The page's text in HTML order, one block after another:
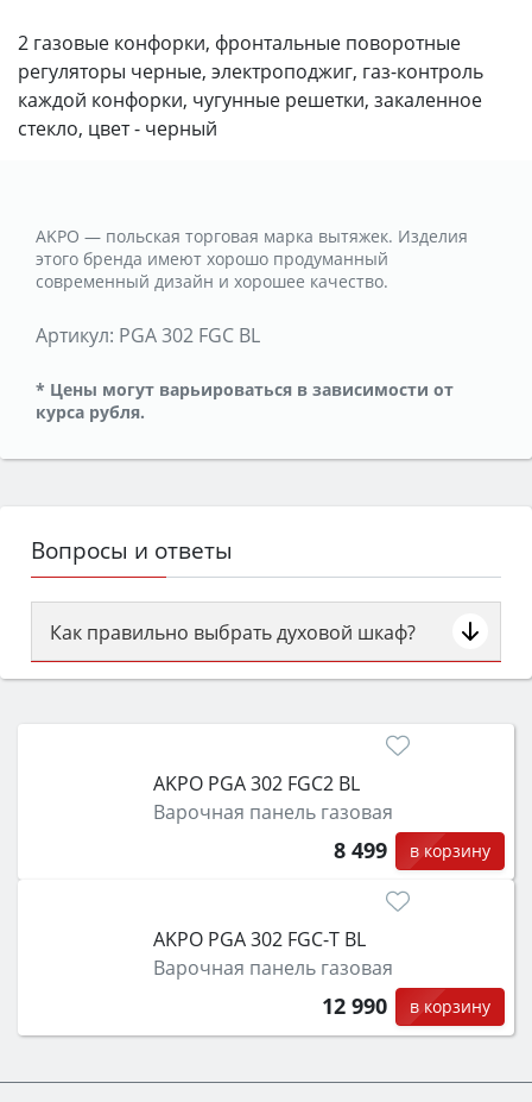
2 газовые конфорки, фронтальные поворотные
регуляторы черные, электроподжиг, газ-контроль
каждой конфорки, чугунные решетки, закаленное
стекло, цвет - черный
AKPO — польская торговая марка вытяжек. Изделия
этого бренда имеют хорошо продуманный
современный дизайн и хорошее качество.
Артикул: PGA 302 FGC BL
* Цены могут варьироваться в зависимости от
курса рубля.
Вопросы и ответы
Как правильно выбрать духовой шкаф?
Сначала определитесь с типом (газовый или
затем смотрите на объём 50–70 л для семьи,
функции (конвекция, гриль, самоочистка,
защита от детей).
AKPO PGA 302 FGC2 BL
Варочная панель газовая
8 499 в корзину
AKPO PGA 302 FGC-T BL
Варочная панель газовая
12 990 в корзину